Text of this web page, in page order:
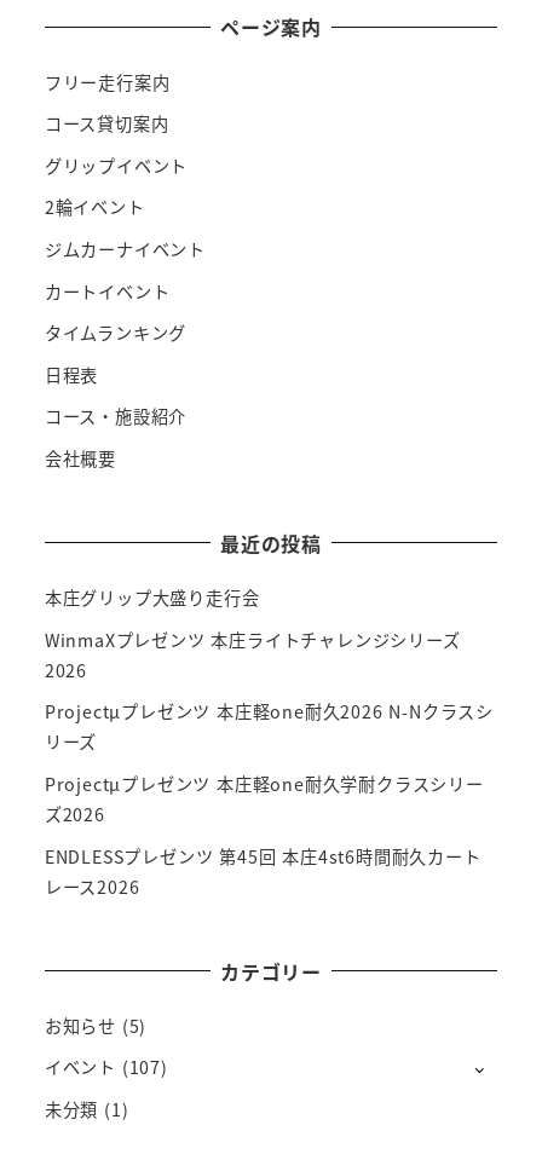
ページ案内
フリー走行案内
コース貸切案内
グリップイベント
2輪イベント
ジムカーナイベント
カートイベント
タイムランキング
日程表
コース・施設紹介
会社概要
最近の投稿
本庄グリップ大盛り走行会
WinmaXプレゼンツ 本庄ライトチャレンジシリーズ
2026
Projectμプレゼンツ 本庄軽one耐久2026 N-Nクラスシ
リーズ
Projectμプレゼンツ 本庄軽one耐久学耐クラスシリー
ズ2026
ENDLESSプレゼンツ 第45回 本庄4st6時間耐久カート
レース2026
カテゴリー
お知らせ (5)
イベント (107)
未分類 (1)